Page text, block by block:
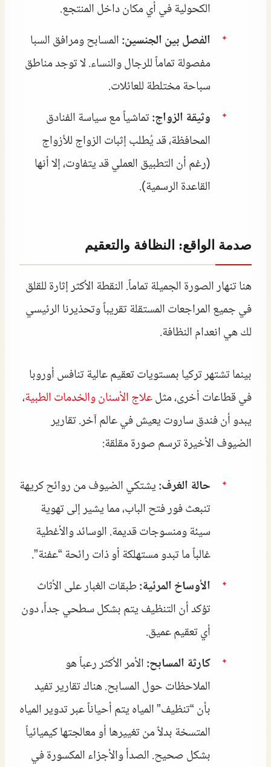
الكحولية في أي مكان داخل المنتجع.
الفصل بين الجنسين:المسابح ومرافق السبا
مفصولة تماماً للرجال والنساء. لا توجد مناطق
سباحة مختلطة للعائلات.
وثيقة الزواج:تماشياً مع سياسة الفنادق
المحافظة، قد يُطلب إثبات الزواج للأزواج
(رغم أن التطبيق العملي قد يتفاوت، إلا أنها
القاعدة الرسمية).
صدمة الواقع: النظافة والتعقيم
هنا تنهار الصورة الجميلة تماماً. النقطة الأكثر إثارة للقلق
في جميع المراجعات المستقلة تقريباً وتحذيرنا الرئيسي
لك هي انعدام النظافة.
بينما تشتهر تركيا بمستويات تعقيم عالية تنافس أوروبا
في قطاعات أخرى، مثلعلاج الأسنان والخدمات الطبية،
يبدو أن فندق ساروت يعيش في عالم آخر. تقارير
الضيوف الأخيرة ترسم صورة مقلقة:
حالة الغرف:يشتكي الضيوف من روائح كريهة
تنبعث فور فتح الباب، مما يشير إلى تهوية
سيئة ومنسوجات قديمة. الوسائد والأغطية
غالباً ما تبدو مستهلكة أو ذات رائحة “عفنة”.
الأوساخ المرئية:طبقات الغبار على الأثاث
تؤكد أن التنظيف يتم بشكل سطحي جداً، دون
أي تعقيم عميق.
كارثة المسابح:الأمر الأكثر رعباً هو
الملاحظات حول المسابح. هناك تقارير تفيد
بأن “تنظيف” المياه يتم أحياناً عبر تدوير المياه
المتسخة بدلاً من تغييرها أو معالجتها كيميائياً
بشكل صحيح. الصدأ والأجزاء المكسورة في